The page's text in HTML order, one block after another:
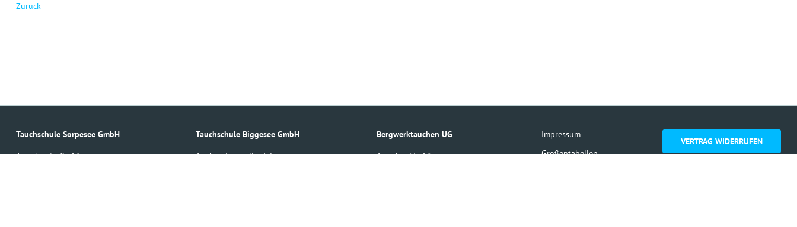
Zurück
Tauchschule Sorpesee GmbH
Ameckerstraße 16
Tauchschule Biggesee GmbH
Am Sonderner Kopf 3
Bergwerktauchen UG
Amecker Str. 16
Impressum
Größentabellen
VERTRAG WIDERRUFEN